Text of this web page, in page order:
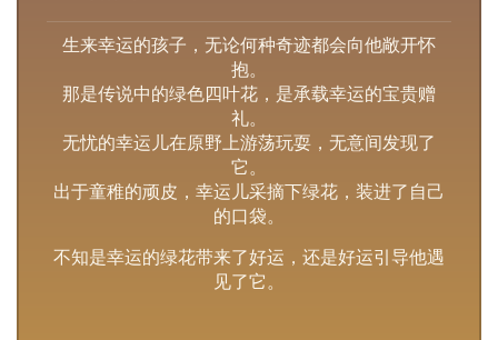
生来幸运的孩子，无论何种奇迹都会向他敞开怀
抱。
那是传说中的绿色四叶花，是承载幸运的宝贵赠
礼。
无忧的幸运儿在原野上游荡玩耍，无意间发现了
它。
出于童稚的顽皮，幸运儿采摘下绿花，装进了自己
的口袋。
不知是幸运的绿花带来了好运，还是好运引导他遇
见了它。